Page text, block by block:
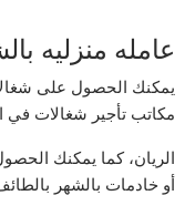
عامله منزليه
يمكنك الحصول على
مكاتب تأجير شغالات في
الريان، كما يمكنك
أو خادمات بالشهر